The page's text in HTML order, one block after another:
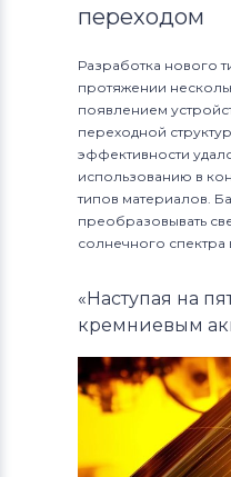
переходом
Разработка нового
протяжении
появлением
переходной
эффективности
использованию в
типов материалов.
преобразовывать
солнечного
«Наступая на
кремниевым